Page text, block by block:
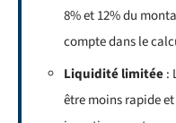
8% et 12% du
compte dans le
Liquidité limitée:
être moins rapide